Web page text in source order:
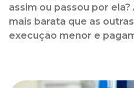
assim ou passou por
mais barata que as
execução menor e